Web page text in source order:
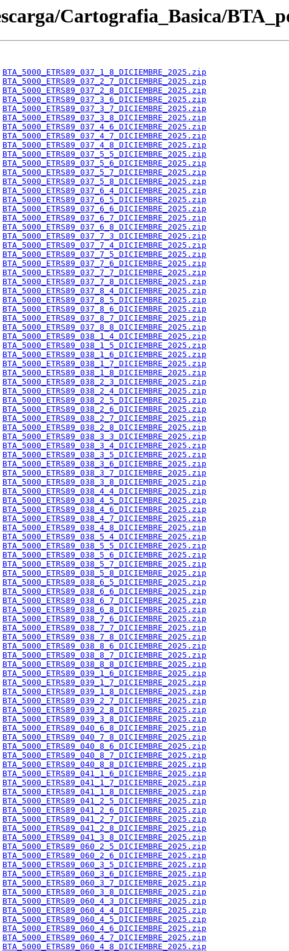
Cartografia_Basica/
BTA_5000_ETRS89_037_1_8_DICIEMBRE_2025.zip
BTA_5000_ETRS89_037_2_7_DICIEMBRE_2025.zip
BTA_5000_ETRS89_037_2_8_DICIEMBRE_2025.zip
BTA_5000_ETRS89_037_3_6_DICIEMBRE_2025.zip
BTA_5000_ETRS89_037_3_7_DICIEMBRE_2025.zip
BTA_5000_ETRS89_037_3_8_DICIEMBRE_2025.zip
BTA_5000_ETRS89_037_4_6_DICIEMBRE_2025.zip
BTA_5000_ETRS89_037_4_7_DICIEMBRE_2025.zip
BTA_5000_ETRS89_037_4_8_DICIEMBRE_2025.zip
BTA_5000_ETRS89_037_5_5_DICIEMBRE_2025.zip
BTA_5000_ETRS89_037_5_6_DICIEMBRE_2025.zip
BTA_5000_ETRS89_037_5_7_DICIEMBRE_2025.zip
BTA_5000_ETRS89_037_5_8_DICIEMBRE_2025.zip
BTA_5000_ETRS89_037_6_4_DICIEMBRE_2025.zip
BTA_5000_ETRS89_037_6_5_DICIEMBRE_2025.zip
BTA_5000_ETRS89_037_6_6_DICIEMBRE_2025.zip
BTA_5000_ETRS89_037_6_7_DICIEMBRE_2025.zip
BTA_5000_ETRS89_037_6_8_DICIEMBRE_2025.zip
BTA_5000_ETRS89_037_7_3_DICIEMBRE_2025.zip
BTA_5000_ETRS89_037_7_4_DICIEMBRE_2025.zip
BTA_5000_ETRS89_037_7_5_DICIEMBRE_2025.zip
BTA_5000_ETRS89_037_7_6_DICIEMBRE_2025.zip
BTA_5000_ETRS89_037_7_7_DICIEMBRE_2025.zip
BTA_5000_ETRS89_037_7_8_DICIEMBRE_2025.zip
BTA_5000_ETRS89_037_8_4_DICIEMBRE_2025.zip
BTA_5000_ETRS89_037_8_5_DICIEMBRE_2025.zip
BTA_5000_ETRS89_037_8_6_DICIEMBRE_2025.zip
BTA_5000_ETRS89_037_8_7_DICIEMBRE_2025.zip
BTA_5000_ETRS89_037_8_8_DICIEMBRE_2025.zip
BTA_5000_ETRS89_038_1_4_DICIEMBRE_2025.zip
BTA_5000_ETRS89_038_1_5_DICIEMBRE_2025.zip
BTA_5000_ETRS89_038_1_6_DICIEMBRE_2025.zip
BTA_5000_ETRS89_038_1_7_DICIEMBRE_2025.zip
BTA_5000_ETRS89_038_1_8_DICIEMBRE_2025.zip
BTA_5000_ETRS89_038_2_3_DICIEMBRE_2025.zip
BTA_5000_ETRS89_038_2_4_DICIEMBRE_2025.zip
BTA_5000_ETRS89_038_2_5_DICIEMBRE_2025.zip
BTA_5000_ETRS89_038_2_6_DICIEMBRE_2025.zip
BTA_5000_ETRS89_038_2_7_DICIEMBRE_2025.zip
BTA_5000_ETRS89_038_2_8_DICIEMBRE_2025.zip
BTA_5000_ETRS89_038_3_3_DICIEMBRE_2025.zip
BTA_5000_ETRS89_038_3_4_DICIEMBRE_2025.zip
BTA_5000_ETRS89_038_3_5_DICIEMBRE_2025.zip
BTA_5000_ETRS89_038_3_6_DICIEMBRE_2025.zip
BTA_5000_ETRS89_038_3_7_DICIEMBRE_2025.zip
BTA_5000_ETRS89_038_3_8_DICIEMBRE_2025.zip
BTA_5000_ETRS89_038_4_4_DICIEMBRE_2025.zip
BTA_5000_ETRS89_038_4_5_DICIEMBRE_2025.zip
BTA_5000_ETRS89_038_4_6_DICIEMBRE_2025.zip
BTA_5000_ETRS89_038_4_7_DICIEMBRE_2025.zip
BTA_5000_ETRS89_038_4_8_DICIEMBRE_2025.zip
BTA_5000_ETRS89_038_5_4_DICIEMBRE_2025.zip
BTA_5000_ETRS89_038_5_5_DICIEMBRE_2025.zip
BTA_5000_ETRS89_038_5_6_DICIEMBRE_2025.zip
BTA_5000_ETRS89_038_5_7_DICIEMBRE_2025.zip
BTA_5000_ETRS89_038_5_8_DICIEMBRE_2025.zip
BTA_5000_ETRS89_038_6_5_DICIEMBRE_2025.zip
BTA_5000_ETRS89_038_6_6_DICIEMBRE_2025.zip
BTA_5000_ETRS89_038_6_7_DICIEMBRE_2025.zip
BTA_5000_ETRS89_038_6_8_DICIEMBRE_2025.zip
BTA_5000_ETRS89_038_7_6_DICIEMBRE_2025.zip
BTA_5000_ETRS89_038_7_7_DICIEMBRE_2025.zip
BTA_5000_ETRS89_038_7_8_DICIEMBRE_2025.zip
BTA_5000_ETRS89_038_8_6_DICIEMBRE_2025.zip
BTA_5000_ETRS89_038_8_7_DICIEMBRE_2025.zip
BTA_5000_ETRS89_038_8_8_DICIEMBRE_2025.zip
BTA_5000_ETRS89_039_1_6_DICIEMBRE_2025.zip
BTA_5000_ETRS89_039_1_7_DICIEMBRE_2025.zip
BTA_5000_ETRS89_039_1_8_DICIEMBRE_2025.zip
BTA_5000_ETRS89_039_2_7_DICIEMBRE_2025.zip
BTA_5000_ETRS89_039_2_8_DICIEMBRE_2025.zip
BTA_5000_ETRS89_039_3_8_DICIEMBRE_2025.zip
BTA_5000_ETRS89_040_6_8_DICIEMBRE_2025.zip
BTA_5000_ETRS89_040_7_8_DICIEMBRE_2025.zip
BTA_5000_ETRS89_040_8_6_DICIEMBRE_2025.zip
BTA_5000_ETRS89_040_8_7_DICIEMBRE_2025.zip
BTA_5000_ETRS89_040_8_8_DICIEMBRE_2025.zip
BTA_5000_ETRS89_041_1_6_DICIEMBRE_2025.zip
BTA_5000_ETRS89_041_1_7_DICIEMBRE_2025.zip
BTA_5000_ETRS89_041_1_8_DICIEMBRE_2025.zip
BTA_5000_ETRS89_041_2_5_DICIEMBRE_2025.zip
BTA_5000_ETRS89_041_2_6_DICIEMBRE_2025.zip
BTA_5000_ETRS89_041_2_7_DICIEMBRE_2025.zip
BTA_5000_ETRS89_041_2_8_DICIEMBRE_2025.zip
BTA_5000_ETRS89_041_3_8_DICIEMBRE_2025.zip
BTA_5000_ETRS89_060_2_5_DICIEMBRE_2025.zip
BTA_5000_ETRS89_060_2_6_DICIEMBRE_2025.zip
BTA_5000_ETRS89_060_3_5_DICIEMBRE_2025.zip
BTA_5000_ETRS89_060_3_6_DICIEMBRE_2025.zip
BTA_5000_ETRS89_060_3_7_DICIEMBRE_2025.zip
BTA_5000_ETRS89_060_3_8_DICIEMBRE_2025.zip
BTA_5000_ETRS89_060_4_3_DICIEMBRE_2025.zip
BTA_5000_ETRS89_060_4_4_DICIEMBRE_2025.zip
BTA_5000_ETRS89_060_4_5_DICIEMBRE_2025.zip
BTA_5000_ETRS89_060_4_6_DICIEMBRE_2025.zip
BTA_5000_ETRS89_060_4_7_DICIEMBRE_2025.zip
BTA_5000_ETRS89_060_4_8_DICIEMBRE_2025.zip